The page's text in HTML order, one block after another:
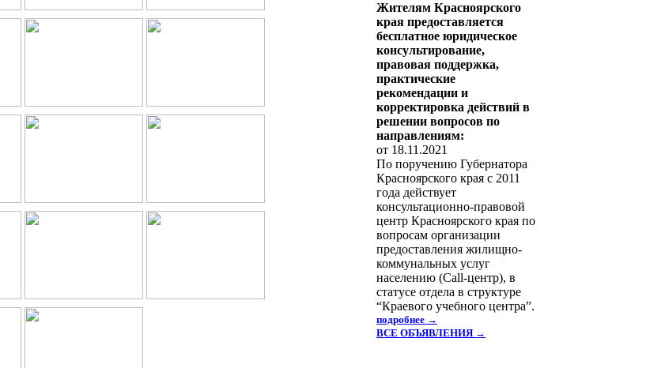
Жителям Красноярского
края предоставляется
бесплатное юридическое
консультирование,
правовая поддержка,
практические
рекомендации и
корректировка действий в
решении вопросов по
направлениям:
от 18.11.2021
По поручению Губернатора
Красноярского края с 2011
года действует
консультационно-правовой
центр Красноярского края по
вопросам организации
предоставления жилищно-
коммунальных услуг
населению (Call-центр), в
статусе отдела в структуре
“Краевого учебного центра”.
подробнее →
ВСЕ ОБЪЯВЛЕНИЯ →